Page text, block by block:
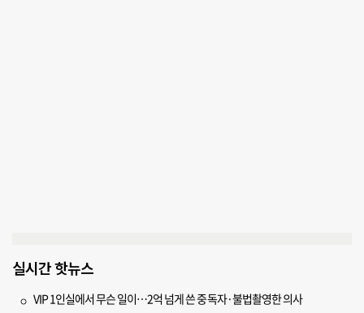
실시간 핫뉴스
VIP 1인실에서 무슨 일이…2억 넘게 쓴 중독자·불법촬영한 의사